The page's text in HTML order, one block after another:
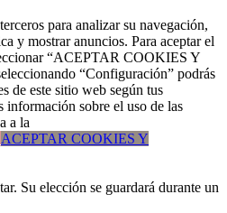
para analizar su navegación,
y mostrar anuncios. Para aceptar el
“ACEPTAR COOKIES Y
“Configuración” podrás
de este sitio web según tus
información sobre el uso de las
a la
ACEPTAR COOKIES Y
Su elección se guardará durante un